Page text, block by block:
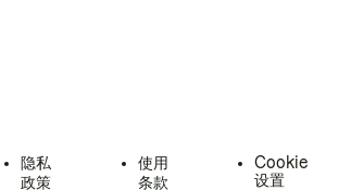
隐私
政策
使用
条款
Cookie
设置